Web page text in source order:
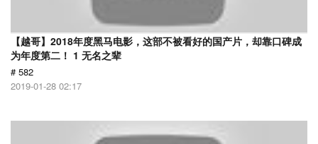
【越哥】2018年度黑马电影，这部不被看好的国产片，却靠口碑成
为年度第二！ 1 无名之辈
# 582
2019-01-28 02:17